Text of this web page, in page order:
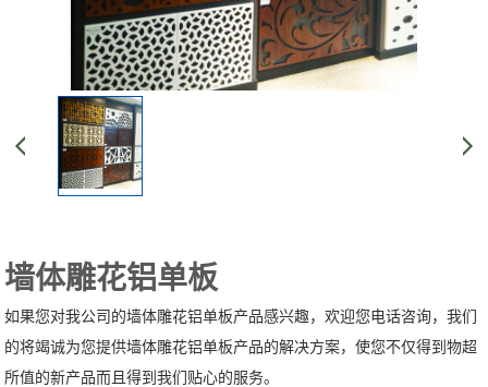
墙体雕花铝单板
如果您对我公司的墙体雕花铝单板产品感兴趣，欢迎您电话咨询，我们
的将竭诚为您提供墙体雕花铝单板产品的解决方案，使您不仅得到物超
所值的新产品而且得到我们贴心的服务。